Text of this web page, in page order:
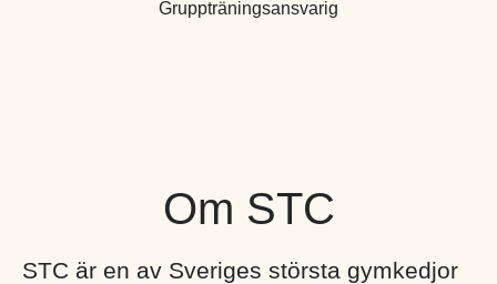
Gruppträningsansvarig
Om STC
STC är en av Sveriges största gymkedjor